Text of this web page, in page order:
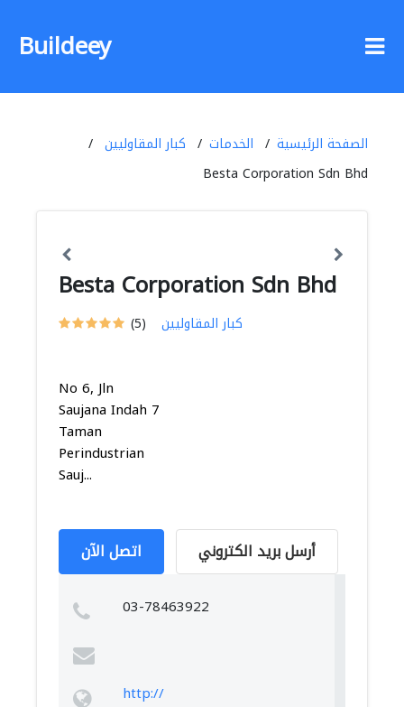
Buildeey
الصفحة الرئيسية الخدمات
كبار المقاوليين
Besta Corporation Sdn Bhd
Besta Corporation Sdn Bhd
(5) كبار المقاوليين
No 6, Jln
Saujana Indah 7
Taman
Perindustrian
Sauj...
اتصل الآن أرسل بريد الكتروني
03-78463922
http://